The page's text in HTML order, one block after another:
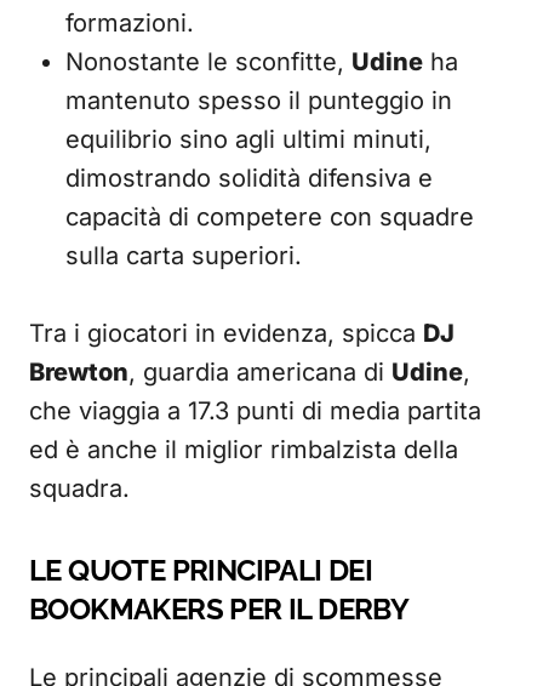
formazioni.
Nonostante le sconfitte, Udine ha
mantenuto spesso il punteggio in
equilibrio sino agli ultimi minuti,
dimostrando solidità difensiva e
capacità di competere con squadre
sulla carta superiori.
Tra i giocatori in evidenza, spicca DJ
Brewton, guardia americana di Udine,
che viaggia a 17.3 punti di media partita
ed è anche il miglior rimbalzista della
squadra.
LE QUOTE PRINCIPALI DEI
BOOKMAKERS PER IL DERBY
Le principali agenzie di scommesse